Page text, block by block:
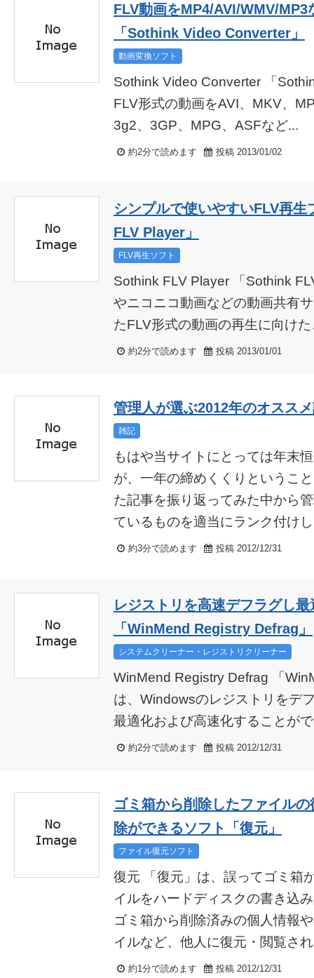
FLV動画をMP4/AVI/WMV/
「Sothink Video Converter」
動画変換ソフト
Sothink Video Converter 「
FLV形式の動画をAVI、MKV、
3g2、3GP、MPG、ASFなど...
約2分で読めます 投稿 2013/01/02
シンプルで使いやすいFLV再
FLV Player」
FLV再生ソフト
Sothink FLV Player 「Sothink
やニコニコ動画などの動画共有
たFLV形式の動画の再生に向け
約2分で読めます 投稿 2013/01/01
管理人が選ぶ2012年のオスス
雑記
もはや当サイトにとっては年末
が、一年の締めくくりというこ
た記事を振り返ってみた中から
ているものを適当にランク付け
約3分で読めます 投稿 2012/12/31
レジストリを高速デフラグし
「WinMend Registry Defrag」
システムクリーナー・レジストリクリーナー
WinMend Registry Defrag 「
は、Windowsのレジストリをデ
最適化および高速化することが
約2分で読めます 投稿 2012/12/31
ゴミ箱から削除したファイル
除ができるソフト「復元」
ファイル復元ソフト
復元 「復元」は、誤ってゴミ箱
イルをハードディスクの書き込
ゴミ箱から削除済みの個人情報
イルなど、他人に復元・閲覧さ
約1分で読めます 投稿 2012/12/31